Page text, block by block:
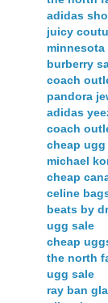
adidas
juicy
burberry
coach
pandora
adidas
coach
cheap
michael
cheap
celine
beats by
ugg sale
cheap
the north
ugg sale
ray ban